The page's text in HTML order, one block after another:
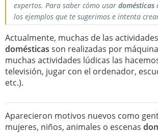
expertos. Para saber cómo usar domésticas
los ejemplos que te sugerimos e intenta
Actualmente, muchas de las
domésticas son realizadas por
muchas actividades lúdicas las
televisión, jugar con el ordenador,
etc.).
Aparecieron motivos nuevos como
mujeres, niños, animales o escenas